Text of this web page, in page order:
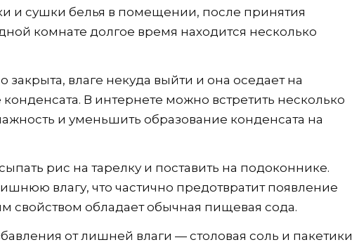
и сушки белья в помещении, после принятия
комнате долгое время находится несколько
закрыта, влаге некуда выйти и она оседает на
В интернете можно встретить несколько
и уменьшить образование конденсата на
рис на тарелку и поставить на подоконнике.
влагу, что частично предотвратит появление
свойством обладает обычная пищевая сода.
от лишней влаги — столовая соль и пакетики